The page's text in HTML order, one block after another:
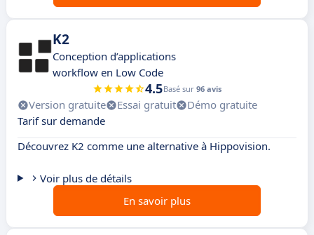
K2
Conception d’applications
workflow en Low Code
4.5Basé sur 96 avis
Version gratuite Essai gratuit
Démo gratuite
Tarif sur demande
Découvrez K2 comme une alternative à Hippovision.
Voir plus de détails
En savoir plus